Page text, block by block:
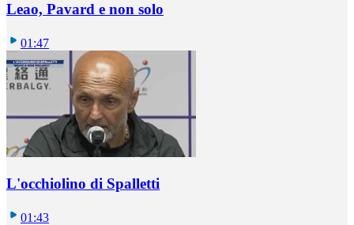
Leao, Pavard e non solo
01:47
L'occhiolino di Spalletti
01:43